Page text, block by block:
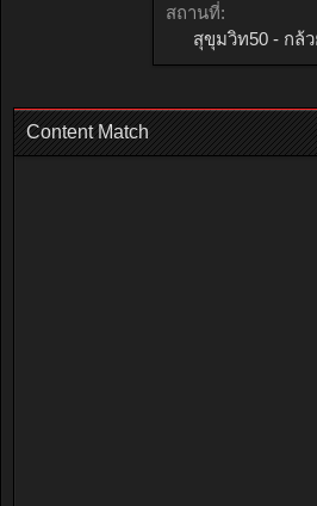
สถานที่:
สุขุมวิท50 - กล้
Content Match